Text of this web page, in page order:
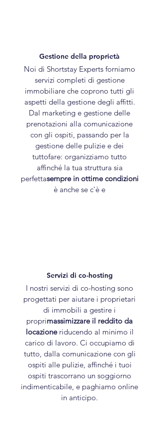
Gestione della proprietà
Noi di Shortstay Experts forniamo
servizi completi di gestione
immobiliare che coprono tutti gli
aspetti della gestione degli affitti.
Dal marketing e gestione delle
prenotazioni alla comunicazione
con gli ospiti, passando per la
gestione delle pulizie e dei
tuttofare: organizziamo tutto
affinché la tua struttura sia
perfettasempre in ottime condizioni
è anche se c'è e
Servizi di co-hosting
I nostri servizi di co-hosting sono
progettati per aiutare i proprietari
di immobili a gestire i
proprimassimizzare il reddito da
locazioneriducendo al minimo il
carico di lavoro. Ci occupiamo di
tutto, dalla comunicazione con gli
ospiti alle pulizie, affinché i tuoi
ospiti trascorrano un soggiorno
indimenticabile, e paghiamo online
in anticipo.